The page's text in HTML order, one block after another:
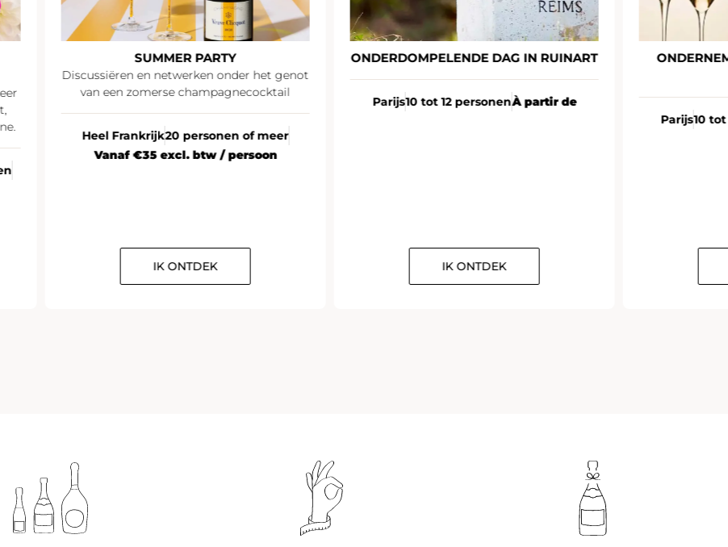
SUMMER PARTY
Discussiëren en netwerken onder het genot
van een zomerse champagnecocktail
Heel Frankrijk20 personen of meer
Vanaf €35 excl. btw / persoon
IK ONTDEK
ONDERDOMPELENDE DAG IN RUINART
Parijs10 tot 12 personenÀ partir de
IK ONTDEK
Parijs10